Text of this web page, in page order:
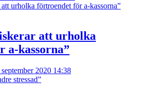
att urholka
a-kassorna”
september 2020 14:38